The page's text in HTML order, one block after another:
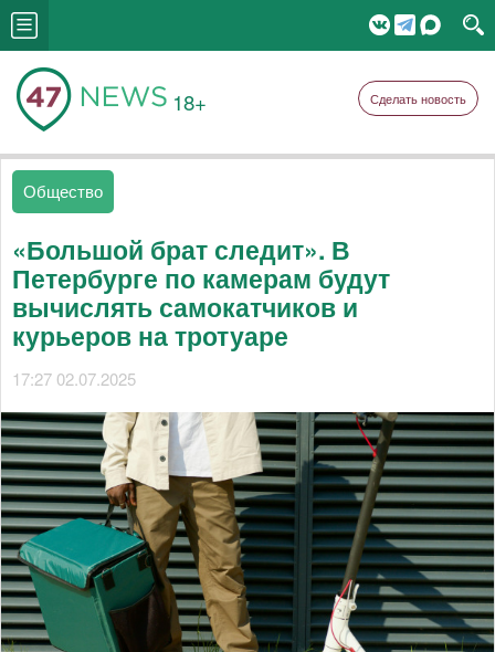
18+ Сделать новость
Общество
«Большой брат следит». В
Петербурге по камерам будут
вычислять самокатчиков и
курьеров на тротуаре
17:27 02.07.2025